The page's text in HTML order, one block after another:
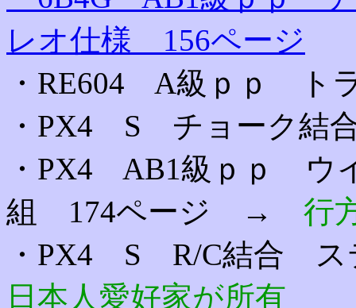
レオ仕様 156ページ
・RE604 A級ｐｐ ト
・PX4 S チョーク
・PX4 AB1級ｐｐ ウ
組 174ページ → 行
・PX4 S R/C結合
日本人愛好家が所有